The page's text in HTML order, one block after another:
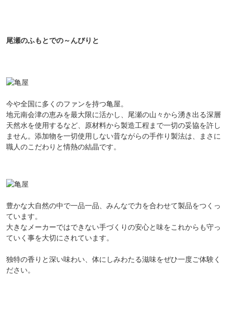
尾瀬のふもとでの～んびりと
今や全国に多くのファンを持つ亀屋。
地元南会津の恵みを最大限に活かし、尾瀬の山々から湧き出る深層
天然水を使用するなど、原材料から製造工程まで一切の妥協を許し
ません。添加物を一切使用しない昔ながらの手作り製法は、まさに
職人のこだわりと情熱の結晶です。
豊かな大自然の中で一品一品、みんなで力を合わせて製品をつくっ
ています。
大きなメーカーではできない手づくりの安心と味をこれからも守っ
ていく事を大切にされています。
独特の香りと深い味わい、体にしみわたる滋味をぜひ一度ご体験く
ださい。